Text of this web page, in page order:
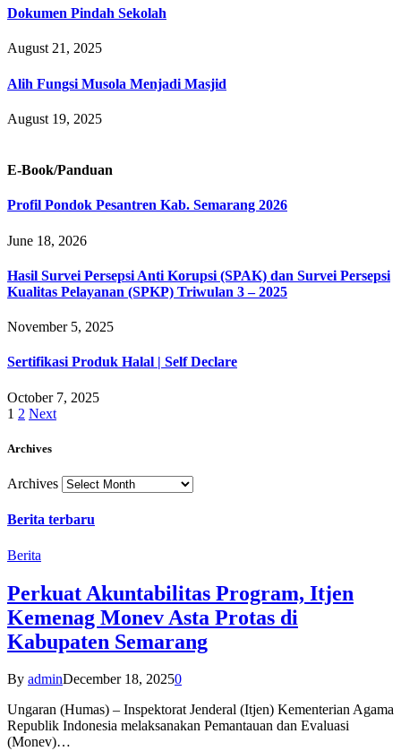
Dokumen Pindah Sekolah
August 21, 2025
Alih Fungsi Musola Menjadi Masjid
August 19, 2025
E-Book/Panduan
Profil Pondok Pesantren Kab. Semarang 2026
June 18, 2026
Hasil Survei Persepsi Anti Korupsi (SPAK) dan Survei Persepsi
Kualitas Pelayanan (SPKP) Triwulan 3 – 2025
November 5, 2025
Sertifikasi Produk Halal | Self Declare
October 7, 2025
1 2 Next
Archives
Archives
Berita terbaru
Berita
Perkuat Akuntabilitas Program, Itjen
Kemenag Monev Asta Protas di
Kabupaten Semarang
By adminDecember 18, 20250
Ungaran (Humas) – Inspektorat Jenderal (Itjen) Kementerian Agama
Republik Indonesia melaksanakan Pemantauan dan Evaluasi
(Monev)…